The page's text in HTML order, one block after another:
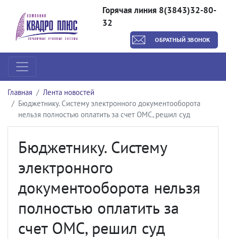
Горячая линия 8(3843)32-80-
32
ОБРАТНЫЙ ЗВОНОК
Главная
Лента новостей
Бюджетнику. Систему электронного документооборота
нельзя полностью оплатить за счет ОМС, решил суд
Бюджетнику. Систему
электронного
документооборота нельзя
полностью оплатить за
счет ОМС, решил суд